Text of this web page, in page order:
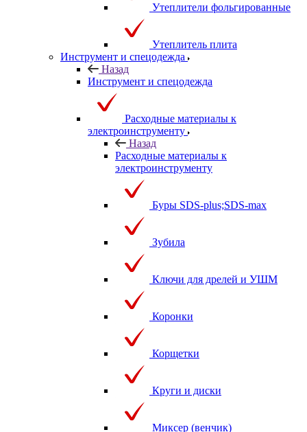
Утеплители фольгированные
Утеплитель плита
Инструмент и спецодежда
Назад
Инструмент и спецодежда
Расходные материалы к
электроинструменту
Назад
Расходные материалы к
электроинструменту
Буры SDS-plus;SDS-max
Зубила
Ключи для дрелей и УШМ
Коронки
Корщетки
Круги и диски
Миксер (венчик)